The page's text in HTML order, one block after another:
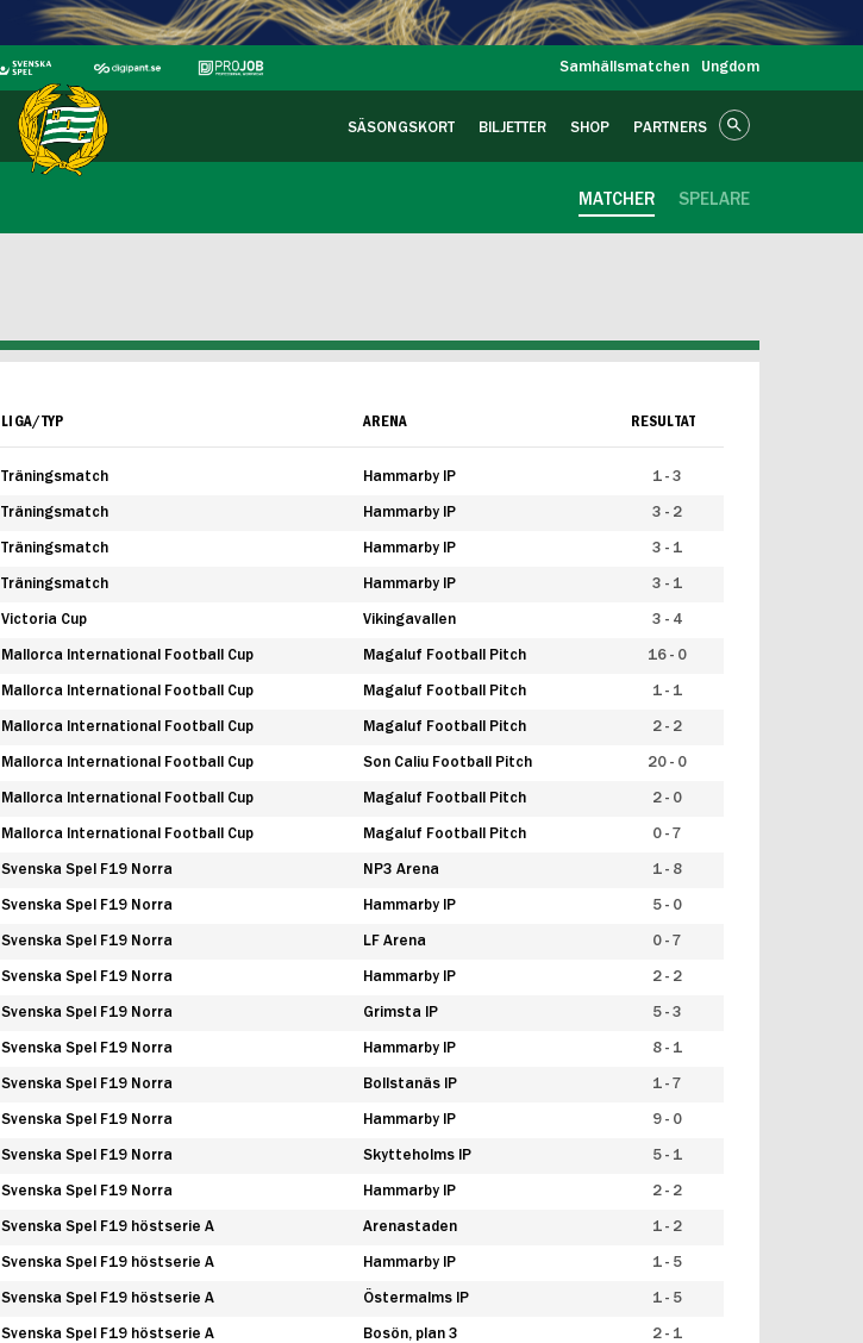
Samhällsmatchen Ungdom
SÄSONGSKORT BILJETTER SHOP PARTNERS
SPELARE
MATCHER
LIGA/TYP ARENA RESULTAT
Träningsmatch Hammarby IP 1 - 3
Träningsmatch Hammarby IP 3 - 2
Träningsmatch Hammarby IP 3 - 1
Träningsmatch Hammarby IP 3 - 1
Victoria Cup Vikingavallen 3 - 4
Mallorca International Football Cup Magaluf Football Pitch 16 - 0
Mallorca International Football Cup Magaluf Football Pitch 1 - 1
Mallorca International Football Cup Magaluf Football Pitch 2 - 2
Mallorca International Football Cup Son Caliu Football Pitch 20 - 0
Mallorca International Football Cup Magaluf Football Pitch 2 - 0
Mallorca International Football Cup Magaluf Football Pitch 0 - 7
Svenska Spel F19 Norra NP3 Arena 1 - 8
Svenska Spel F19 Norra Hammarby IP 5 - 0
Svenska Spel F19 Norra LF Arena 0 - 7
Svenska Spel F19 Norra Hammarby IP 2 - 2
Svenska Spel F19 Norra Grimsta IP 5 - 3
Svenska Spel F19 Norra Hammarby IP 8 - 1
Svenska Spel F19 Norra Bollstanäs IP 1 - 7
Svenska Spel F19 Norra Hammarby IP 9 - 0
Svenska Spel F19 Norra Skytteholms IP 5 - 1
Svenska Spel F19 Norra Hammarby IP 2 - 2
Svenska Spel F19 höstserie A Arenastaden 1 - 2
Svenska Spel F19 höstserie A Hammarby IP 1 - 5
Svenska Spel F19 höstserie A Östermalms IP 1 - 5
Svenska Spel F19 höstserie A Bosön, plan 3 2 - 1